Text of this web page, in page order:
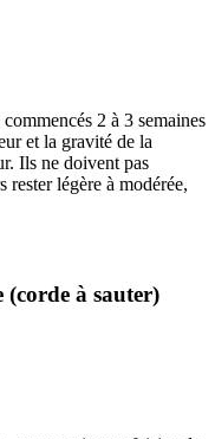
2 à 3 semaines
et la gravité de la
Ils ne doivent pas
légère à modérée,
(corde à sauter)